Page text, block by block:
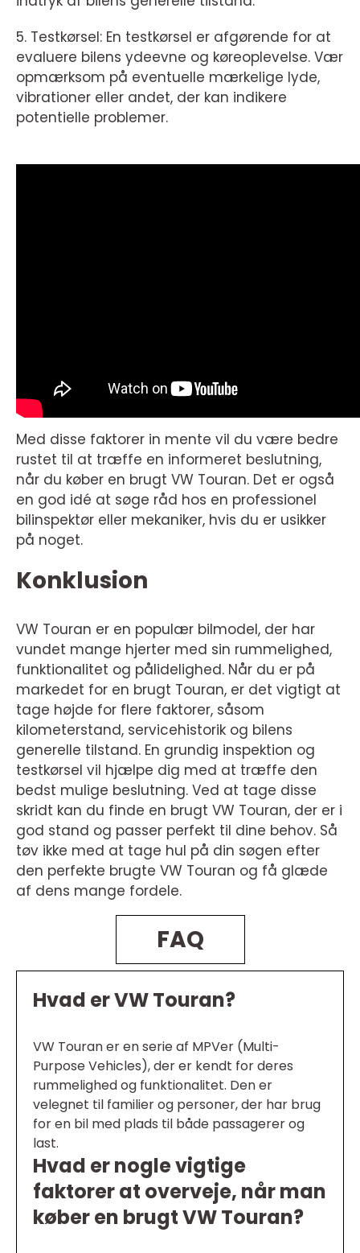
5. Testkørsel: En testkørsel er afgørende for at
evaluere bilens ydeevne og køreoplevelse. Vær
opmærksom på eventuelle mærkelige lyde,
vibrationer eller andet, der kan indikere
potentielle problemer.
Med disse faktorer in mente vil du være bedre
rustet til at træffe en informeret beslutning,
når du køber en brugt VW Touran. Det er også
en god idé at søge råd hos en professionel
bilinspektør eller mekaniker, hvis du er usikker
på noget.
Konklusion
VW Touran er en populær bilmodel, der har
vundet mange hjerter med sin rummelighed,
funktionalitet og pålidelighed. Når du er på
markedet for en brugt Touran, er det vigtigt at
tage højde for flere faktorer, såsom
kilometerstand, servicehistorik og bilens
generelle tilstand. En grundig inspektion og
testkørsel vil hjælpe dig med at træffe den
bedst mulige beslutning. Ved at tage disse
skridt kan du finde en brugt VW Touran, der er i
god stand og passer perfekt til dine behov. Så
tøv ikke med at tage hul på din søgen efter
den perfekte brugte VW Touran og få glæde
af dens mange fordele.
FAQ
Hvad er VW Touran?
VW Touran er en serie af MPVer (Multi-
Purpose Vehicles), der er kendt for deres
rummelighed og funktionalitet. Den er
velegnet til familier og personer, der har brug
for en bil med plads til både passagerer og
last.
Hvad er nogle vigtige
faktorer at overveje, når man
køber en brugt VW Touran?